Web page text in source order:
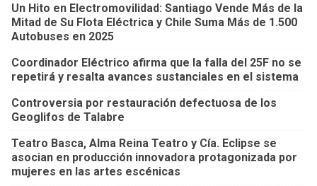
Un Hito en Electromovilidad: Santiago Vende Más de la
Mitad de Su Flota Eléctrica y Chile Suma Más de 1.500
Autobuses en 2025
Coordinador Eléctrico afirma que la falla del 25F no se
repetirá y resalta avances sustanciales en el sistema
Controversia por restauración defectuosa de los
Geoglifos de Talabre
Teatro Basca, Alma Reina Teatro y Cía. Eclipse se
asocian en producción innovadora protagonizada por
mujeres en las artes escénicas